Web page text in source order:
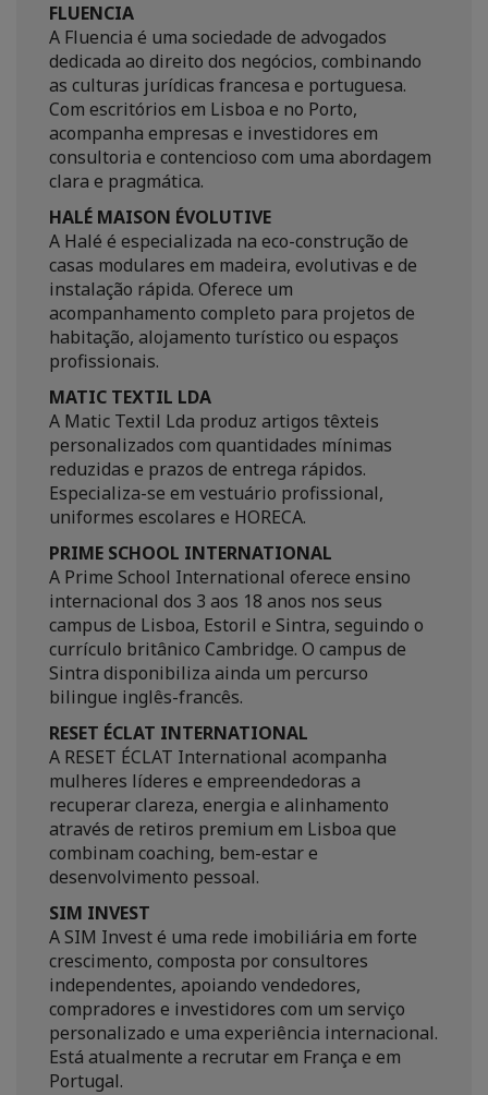
FLUENCIA
A Fluencia é uma sociedade de advogados
dedicada ao direito dos negócios, combinando
as culturas jurídicas francesa e portuguesa.
Com escritórios em Lisboa e no Porto,
acompanha empresas e investidores em
consultoria e contencioso com uma abordagem
clara e pragmática.
HALÉ MAISON ÉVOLUTIVE
A Halé é especializada na eco-construção de
casas modulares em madeira, evolutivas e de
instalação rápida. Oferece um
acompanhamento completo para projetos de
habitação, alojamento turístico ou espaços
profissionais.
MATIC TEXTIL LDA
A Matic Textil Lda produz artigos têxteis
personalizados com quantidades mínimas
reduzidas e prazos de entrega rápidos.
Especializa-se em vestuário profissional,
uniformes escolares e HORECA.
PRIME SCHOOL INTERNATIONAL
A Prime School International oferece ensino
internacional dos 3 aos 18 anos nos seus
campus de Lisboa, Estoril e Sintra, seguindo o
currículo britânico Cambridge. O campus de
Sintra disponibiliza ainda um percurso
bilingue inglês-francês.
RESET ÉCLAT INTERNATIONAL
A RESET ÉCLAT International acompanha
mulheres líderes e empreendedoras a
recuperar clareza, energia e alinhamento
através de retiros premium em Lisboa que
combinam coaching, bem-estar e
desenvolvimento pessoal.
SIM INVEST
A SIM Invest é uma rede imobiliária em forte
crescimento, composta por consultores
independentes, apoiando vendedores,
compradores e investidores com um serviço
personalizado e uma experiência internacional.
Está atualmente a recrutar em França e em
Portugal.